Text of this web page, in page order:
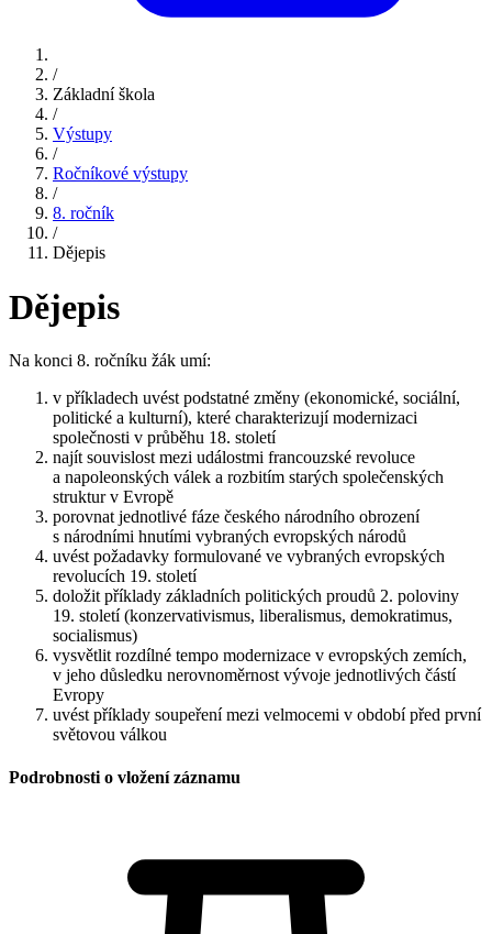
/
Základní škola
/
Výstupy
/
Ročníkové výstupy
/
8. ročník
/
Dějepis
Dějepis
Na konci 8. ročníku žák umí:
v příkladech uvést podstatné změny (ekonomické, sociální,
politické a kulturní), které charakterizují modernizaci
společnosti v průběhu 18. století
najít souvislost mezi událostmi francouzské revoluce
a napoleonských válek a rozbitím starých společenských
struktur v Evropě
porovnat jednotlivé fáze českého národního obrození
s národními hnutími vybraných evropských národů
uvést požadavky formulované ve vybraných evropských
revolucích 19. století
doložit příklady základních politických proudů 2. poloviny
19. století (konzervativismus, liberalismus, demokratimus,
socialismus)
vysvětlit rozdílné tempo modernizace v evropských zemích,
v jeho důsledku nerovnoměrnost vývoje jednotlivých částí
Evropy
uvést příklady soupeření mezi velmocemi v období před první
světovou válkou
Podrobnosti o vložení záznamu